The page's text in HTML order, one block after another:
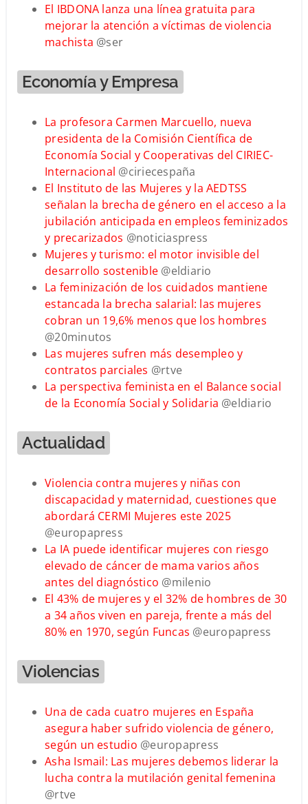
El IBDONA lanza una línea gratuita para
mejorar la atención a víctimas de violencia
machista @ser
Economía y Empresa
La profesora Carmen Marcuello, nueva
presidenta de la Comisión Científica de
Economía Social y Cooperativas del CIRIEC-
Internacional @ciriecespaña
El Instituto de las Mujeres y la AEDTSS
señalan la brecha de género en el acceso a la
jubilación anticipada en empleos feminizados
y precarizados @noticiaspress
Mujeres y turismo: el motor invisible del
desarrollo sostenible @eldiario
La feminización de los cuidados mantiene
estancada la brecha salarial: las mujeres
cobran un 19,6% menos que los hombres
@20minutos
Las mujeres sufren más desempleo y
contratos parciales @rtve
La perspectiva feminista en el Balance social
de la Economía Social y Solidaria @eldiario
Actualidad
Violencia contra mujeres y niñas con
discapacidad y maternidad, cuestiones que
abordará CERMI Mujeres este 2025
@europapress
La IA puede identificar mujeres con riesgo
elevado de cáncer de mama varios años
antes del diagnóstico @milenio
El 43% de mujeres y el 32% de hombres de 30
a 34 años viven en pareja, frente a más del
80% en 1970, según Funcas @europapress
Violencias
Una de cada cuatro mujeres en España
asegura haber sufrido violencia de género,
según un estudio @europapress
Asha Ismail: Las mujeres debemos liderar la
lucha contra la mutilación genital femenina
@rtve